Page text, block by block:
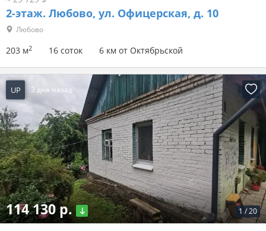
2-этаж. Любово, ул. Офицерская, д. 10
Любово
203 м2 16 соток 6 км от Октябрьской
UP 3 дня назад
1 /20
114 130 р.